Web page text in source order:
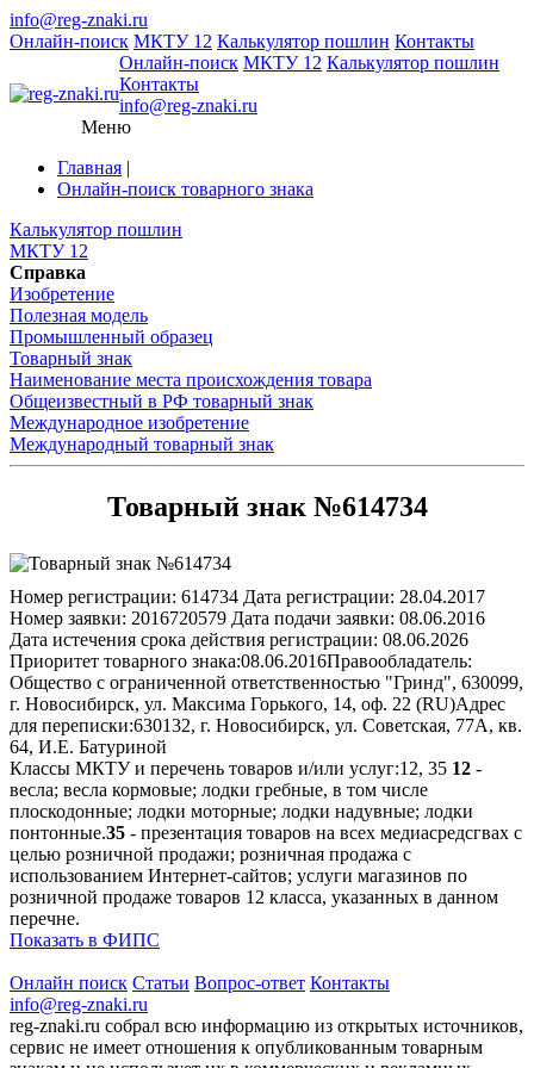
info@reg-znaki.ru
Онлайн-поиск МКТУ 12 Калькулятор пошлин Контакты
Онлайн-поиск МКТУ 12 Калькулятор пошлин
Контакты
info@reg-znaki.ru
Меню
Главная |
Онлайн-поиск товарного знака
Калькулятор пошлин
МКТУ 12
Справка
Изобретение
Полезная модель
Промышленный образец
Товарный знак
Наименование места происхождения товара
Общеизвестный в РФ товарный знак
Международное изобретение
Международный товарный знак
Товарный знак №614734
Номер регистрации: 614734 Дата регистрации: 28.04.2017
Номер заявки: 2016720579 Дата подачи заявки: 08.06.2016
Дата истечения срока действия регистрации: 08.06.2026
Приоритет товарного знака:08.06.2016Правообладатель:
Общество с ограниченной ответственностью "Гринд", 630099,
г. Новосибирск, ул. Максима Горького, 14, оф. 22 (RU)Адрес
для переписки:630132, г. Новосибирск, ул. Советская, 77А, кв.
64, И.Е. Батуриной
Классы МКТУ и перечень товаров и/или услуг:12, 35 12 -
весла; весла кормовые; лодки гребные, в том числе
плоскодонные; лодки моторные; лодки надувные; лодки
понтонные.35 - презентация товаров на всех медиасредсгвах с
целью розничной продажи; розничная продажа с
использованием Интернет-сайтов; услуги магазинов по
розничной продаже товаров 12 класса, указанных в данном
перечне.
Показать в ФИПС
Онлайн поиск Статьи Вопрос-ответ Контакты
info@reg-znaki.ru
reg-znaki.ru собрал всю информацию из открытых источников,
сервис не имеет отношения к опубликованным товарным